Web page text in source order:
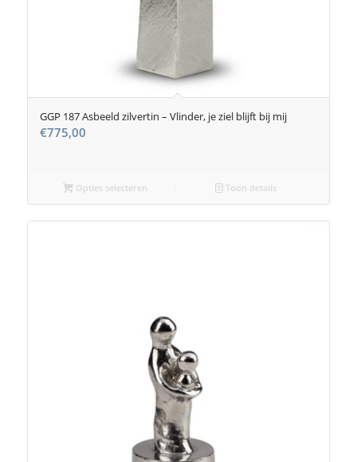
GGP 187 Asbeeld zilvertin – Vlinder, je ziel blijft bij mij
€775,00
Opties selecteren Toon details